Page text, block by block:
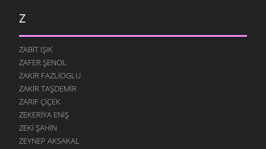
Z
ZABIT IŞIK
ZAFER ŞENOL
ZAKIR FAZLIOGLU
ZAKIR TAŞDEMIR
ZARIF ÇIÇEK
ZEKERIYA ENIŞ
ZEKI ŞAHIN
ZEYNEP AKSAKAL